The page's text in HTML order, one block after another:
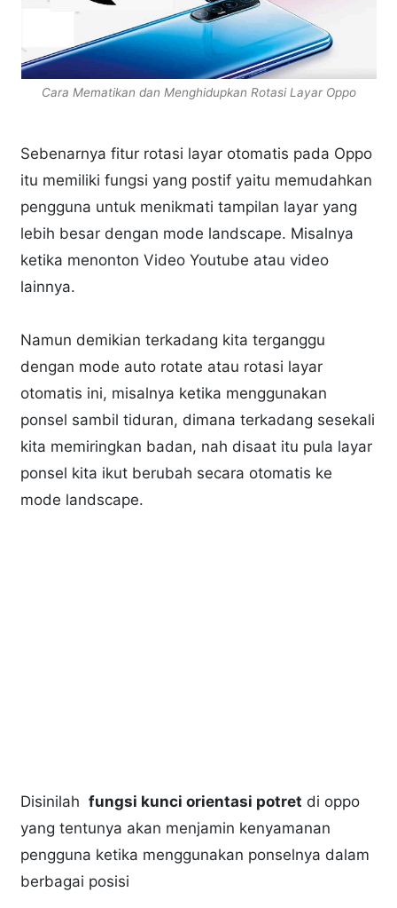
Cara Mematikan dan Menghidupkan Rotasi Layar Oppo
Sebenarnya fitur rotasi layar otomatis pada Oppo
itu memiliki fungsi yang postif yaitu memudahkan
pengguna untuk menikmati tampilan layar yang
lebih besar dengan mode landscape. Misalnya
ketika menonton Video Youtube atau video
lainnya.
Namun demikian terkadang kita terganggu
dengan mode auto rotate atau rotasi layar
otomatis ini, misalnya ketika menggunakan
ponsel sambil tiduran, dimana terkadang sesekali
kita memiringkan badan, nah disaat itu pula layar
ponsel kita ikut berubah secara otomatis ke
mode landscape.
Disinilahfungsi kunci orientasi potret di oppo
yang tentunya akan menjamin kenyamanan
pengguna ketika menggunakan ponselnya dalam
berbagai posisi